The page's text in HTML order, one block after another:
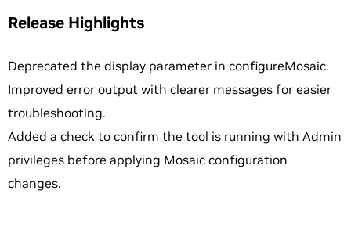
Release Highlights
Deprecated the display parameter in configureMosaic.
Improved error output with clearer messages for easier
troubleshooting.
Added a check to confirm the tool is running with Admin
privileges before applying Mosaic configuration
changes.